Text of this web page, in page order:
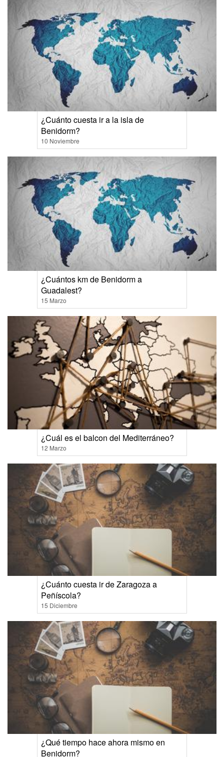
¿Cuánto cuesta ir a la isla de
Benidorm?
10 Noviembre
¿Cuántos km de Benidorm a
Guadalest?
15 Marzo
¿Cuál es el balcon del Mediterráneo?
12 Marzo
¿Cuánto cuesta ir de Zaragoza a
Peñíscola?
15 Diciembre
¿Qué tiempo hace ahora mismo en
Benidorm?